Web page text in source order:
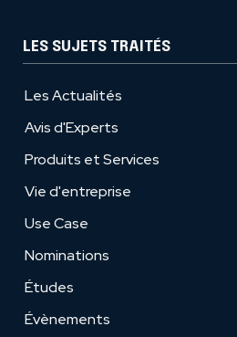
LES SUJETS TRAITÉS
Les Actualités
Avis d'Experts
Produits et Services
Vie d'entreprise
Use Case
Nominations
Études
Évènements